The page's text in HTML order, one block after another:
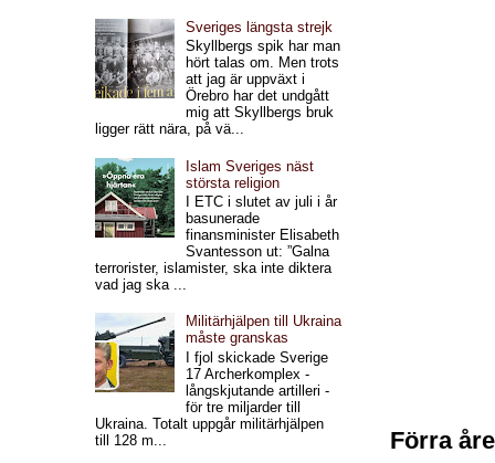
Förra
Sveriges längsta strejk
Skyllbergs spik har man
hört talas om. Men trots
att jag är uppväxt i
Örebro har det undgått
mig att Skyllbergs bruk
ligger rätt nära, på vä...
Islam Sveriges näst
största religion
I ETC i slutet av juli i år
basunerade
finansminister Elisabeth
Svantesson ut: ”Galna
terrorister, islamister, ska inte diktera
vad jag ska ...
Militärhjälpen till Ukraina
måste granskas
I fjol skickade Sverige
17 Archerkomplex -
långskjutande artilleri -
för tre miljarder till
Ukraina. Totalt uppgår militärhjälpen
till 128 m...